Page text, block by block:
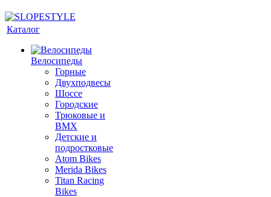
Каталог
Велосипеды
Горные
Двухподвесы
Шоссе
Городские
Трюковые и
BMX
Детские и
подростковые
Atom Bikes
Merida Bikes
Titan Racing
Bikes